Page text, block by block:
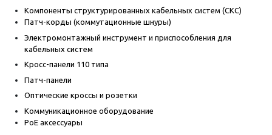
Компоненты структурированных кабельных систем (СКС)
Патч-корды (коммутационные шнуры)
Электромонтажный инструмент и приспособления для
кабельных систем
Кросс-панели 110 типа
Патч-панели
Оптические кроссы и розетки
Коммуникационное оборудование
PoE аксессуары